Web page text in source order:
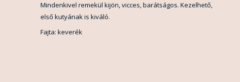
Mindenkivel remekül kijön, vicces, barátságos. Kezelhető,
első kutyának is kiváló.
Fajta: keverék